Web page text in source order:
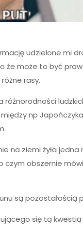
udzielone mi
może to być
rasy.
różnorodności
np
na ziemi żyła
obszernie
są
się tą